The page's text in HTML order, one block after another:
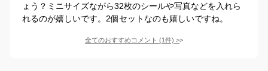
ょう？ミニサイズながら32枚のシールや写真などを入れら
れるのが嬉しいです。2個セットなのも嬉しいですね。
全てのおすすめコメント (1件) >